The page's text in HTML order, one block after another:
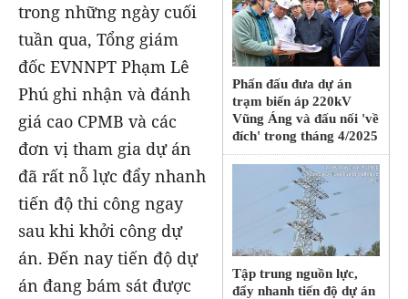
Phấn đấu đưa dự án
trạm biến áp 220kV
Vũng Áng và đấu nối 'về
đích' trong tháng 4/2025
Tập trung nguồn lực,
đẩy nhanh tiến độ dự án
trong những ngày cuối
tuần qua, Tổng giám
đốc EVNNPT Phạm Lê
Phú ghi nhận và đánh
giá cao CPMB và các
đơn vị tham gia dự án
đã rất nỗ lực đẩy nhanh
tiến độ thi công ngay
sau khi khởi công dự
án. Đến nay tiến độ dự
án đang bám sát được